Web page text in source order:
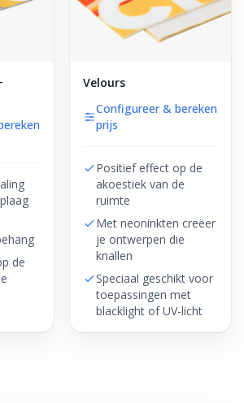
de
Velours
Configureer & bereken
prijs
Positief effect op de
akoestiek van de
ruimte
Met neoninkten creëer
je ontwerpen die
knallen
Speciaal geschikt voor
toepassingen met
blacklight of UV-licht